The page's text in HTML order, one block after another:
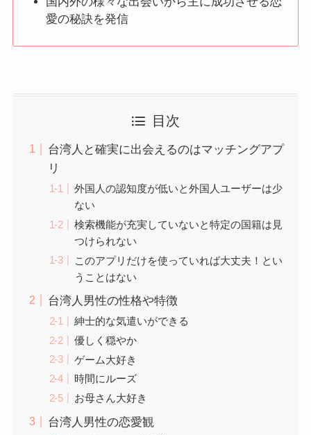
愛の秘訣を発信
目次
台湾人と確実に出会えるのはマッチングアプ
リ
外国人の認知度が低いと外国人ユーザーは少
ない
検索機能が充実していないと特定の国籍は見
つけられない
このアプリだけを使っていれば大丈夫！とい
うことはない
台湾人男性の性格や特徴
紳士的な気遣いができる
優しく穏やか
ゲーム大好き
時間にルーズ
お母さん大好き
台湾人男性の恋愛観